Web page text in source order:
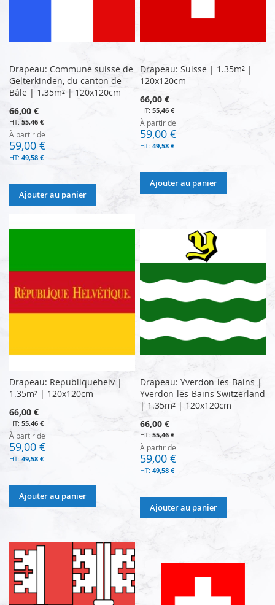
Drapeau: Commune suisse de
Gelterkinden, du canton de
Bâle | 1.35m² | 120x120cm
66,00 €
55,46 €
À partir de
59,00 €
49,58 €
Ajouter au panier
Drapeau: Suisse | 1.35m² |
120x120cm
66,00 €
55,46 €
À partir de
59,00 €
49,58 €
Ajouter au panier
Drapeau: Republiquehelv |
1.35m² | 120x120cm
66,00 €
55,46 €
À partir de
59,00 €
49,58 €
Ajouter au panier
Drapeau: Yverdon-les-Bains |
Yverdon-les-Bains Switzerland
| 1.35m² | 120x120cm
66,00 €
55,46 €
À partir de
59,00 €
49,58 €
Ajouter au panier